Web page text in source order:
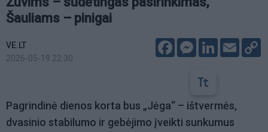
Šauliams – pinigai
VE.LT
2026-05-19 22:30
FacebookMessenger
LinkedIn
Email
Pagrindinė dienos korta bus „Jėga“ – ištvermės,
dvasinio stabilumo ir gebėjimo įveikti sunkumus